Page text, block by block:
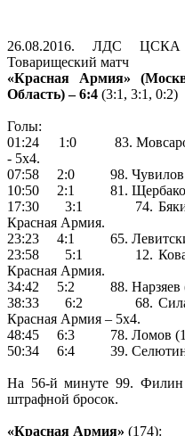
26.08.2016. ЛДС ЦСКА
Товарищеский матч
«Красная Армия»
Область) – 6:4 (3:1, 3:1, 0:2)
Голы:
01:24 1:0 83. Мовсаров
- 5х4.
07:58 2:0 98. Чувилов
10:50 2:1 81. Щербаков
17:30 3:1 74. Бякин
Красная Армия.
23:23 4:1 65.
23:58 5:1 12.
Красная Армия.
34:42 5:2 88. Нарзяев
38:33 6:2 68. Силаев
Красная Армия – 5х4.
48:45 6:3 78. Ломов (18.
50:34 6:4 39. Селютин
На 56-й минуте 99. Филин
штрафной бросок.
«Красная Армия» (174):